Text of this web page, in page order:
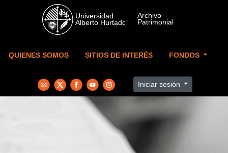
Skip to main content
QUIENES SOMOS SITIOS DE INTERÉS FONDOS
Iniciar sesión